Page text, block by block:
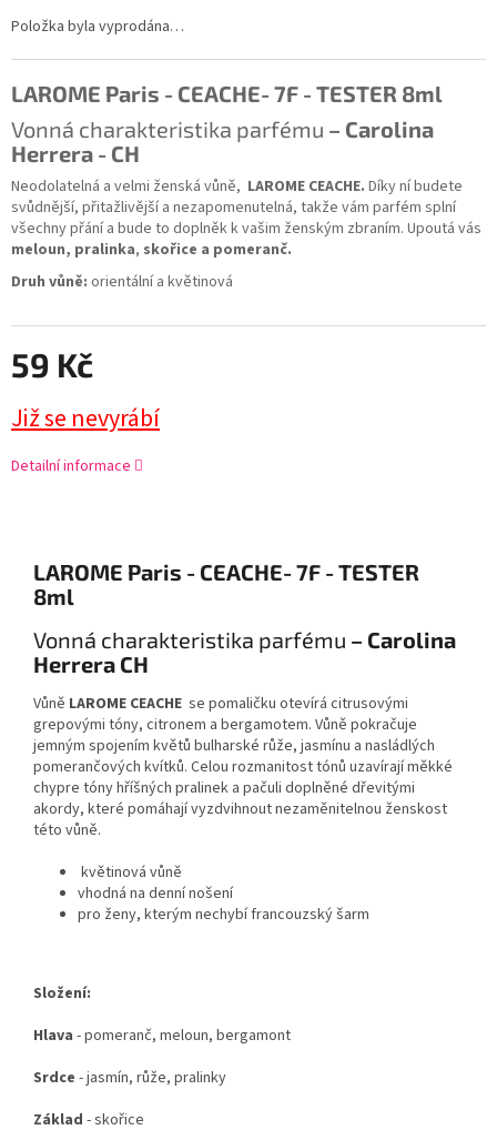
59 Kč
Již se nevyrábí
Položka byla vyprodána…
LAROME Paris - CEACHE- 7F - TESTER 8ml
Vonná charakteristika parfému – Carolina
Herrera - CH
Neodolatelná a velmi ženská vůně, LAROME CEACHE. Díky ní budete
svůdnější, přitažlivější a nezapomenutelná, takže vám parfém splní
všechny přání a bude to doplněk k vašim ženským zbraním. Upoutá vás
meloun, pralinka, skořice a pomeranč.
Druh vůně: orientální a květinová
Detailní informace
LAROME Paris - CEACHE- 7F - TESTER
8ml
Vonná charakteristika parfému – Carolina
Herrera CH
Vůně LAROME CEACHE se pomaličku otevírá citrusovými
grepovými tóny, citronem a bergamotem. Vůně pokračuje
jemným spojením květů bulharské růže, jasmínu a nasládlých
pomerančových kvítků. Celou rozmanitost tónů uzavírají měkké
chypre tóny hříšných pralinek a pačuli doplněné dřevitými
akordy, které pomáhají vyzdvihnout nezaměnitelnou ženskost
této vůně.
květinová vůně
vhodná na denní nošení
pro ženy, kterým nechybí francouzský šarm
Složení:
Hlava - pomeranč, meloun, bergamont
Srdce - jasmín, růže, pralinky
Základ - skořice